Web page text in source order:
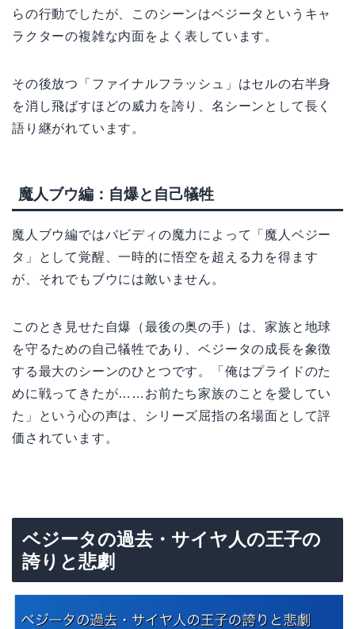
らの行動でしたが、このシーンはベジータというキャ
ラクターの複雑な内面をよく表しています。
その後放つ「ファイナルフラッシュ」はセルの右半身
を消し飛ばすほどの威力を誇り、名シーンとして長く
語り継がれています。
魔人ブウ編：自爆と自己犠牲
魔人ブウ編ではバビディの魔力によって「魔人ベジー
タ」として覚醒、一時的に悟空を超える力を得ます
が、それでもブウには敵いません。
このとき見せた自爆（最後の奥の手）は、家族と地球
を守るための自己犠牲であり、ベジータの成長を象徴
する最大のシーンのひとつです。「俺はプライドのた
めに戦ってきたが……お前たち家族のことを愛してい
た」という心の声は、シリーズ屈指の名場面として評
価されています。
ベジータの過去・サイヤ人の王子の
誇りと悲劇